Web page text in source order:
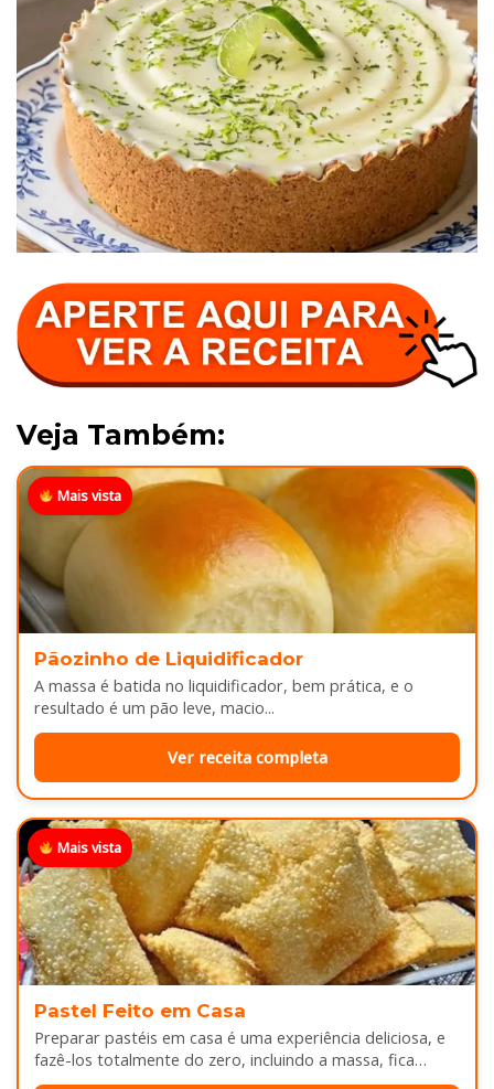
Veja Também:
Mais vista
Pãozinho de Liquidificador
A massa é batida no liquidificador, bem prática, e o
resultado é um pão leve, macio...
Ver receita completa
Mais vista
Pastel Feito em Casa
Preparar pastéis em casa é uma experiência deliciosa, e
fazê-los totalmente do zero, incluindo a massa, fica
melhor ainda...